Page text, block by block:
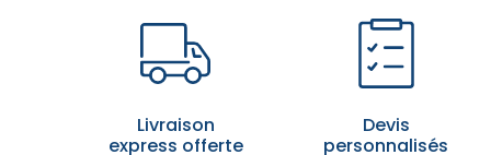
Livraison
express offerte
Devis
personnalisés